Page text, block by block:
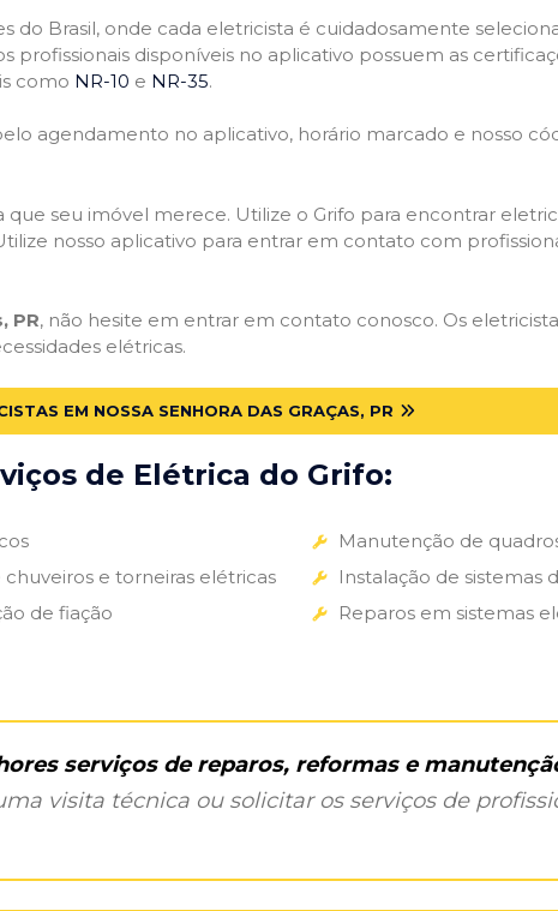
do Brasil, onde cada eletricista é cuidadosamente
profissionais disponíveis no aplicativo possuem as
como NR-10 e NR-35.
agendamento no aplicativo, horário marcado e nosso
seu imóvel merece. Utilize o Grifo para encontrar
nosso aplicativo para entrar em contato com
PR, não hesite em entrar em contato conosco. Os
elétricas.
EM NOSSA SENHORA DAS GRAÇAS, PR
de Elétrica do Grifo:
chuveiros e torneiras elétricas
de fiação
Manutenção de
Instalação de sistemas
Reparos em sistemas
serviços de reparos, reformas e
visita técnica ou solicitar os serviços de